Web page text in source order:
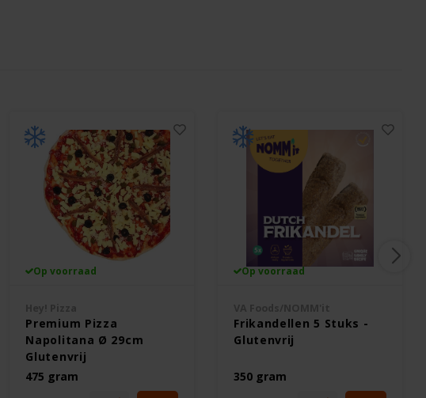
Op voorraad
Premium Pizza
Napolitana Ø 29cm
Glutenvrij
475 gram
Op voorraad
Frikandellen 5 Stuks -
Glutenvrij
350 gram